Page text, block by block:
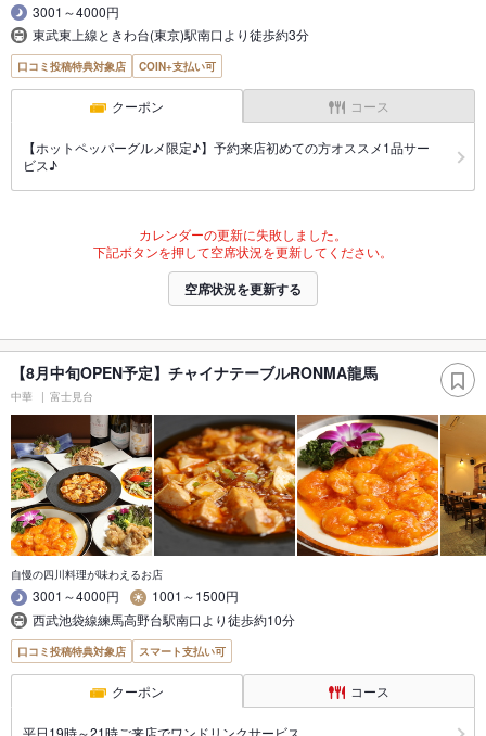
3001～4000円
東武東上線ときわ台(東京)駅南口より徒歩約3分
口コミ投稿特典対象店 COIN+支払い可
クーポン コース
【ホットペッパーグルメ限定♪】予約来店初めての方オススメ1品サー
ビス♪
カレンダーの更新に失敗しました。
下記ボタンを押して空席状況を更新してください。
空席状況を更新する
【8月中旬OPEN予定】チャイナテーブルRONMA龍馬
中華 富士見台
自慢の四川料理が味わえるお店
3001～4000円
1001～1500円
西武池袋線練馬高野台駅南口より徒歩約10分
口コミ投稿特典対象店 スマート支払い可
クーポン コース